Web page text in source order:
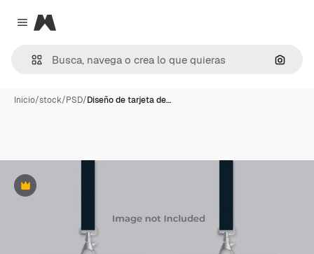
Close menu
Magnific
Inicio/stock/PSD/Diseño de tarjeta de…
Premium